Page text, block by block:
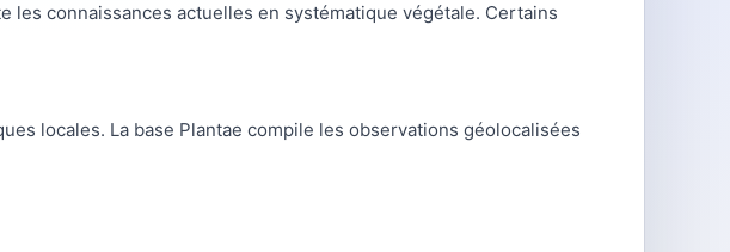
les connaissances actuelles en systématique végétale. Certains
locales. La base Plantae compile les observations géolocalisées